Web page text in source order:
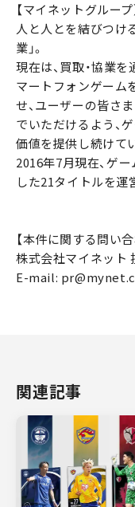
【マイネットグループ
人と人とを結びつけ
業」。
現在は、買取・協業
マートフォンゲーム
せ、ユーザーの皆さ
でいただけるよう、
価値を提供し続けて
2016年7月現在、ゲ
した21タイトルを運
【本件に関する問い合
株式会社マイネット
E-mail:
関連記事